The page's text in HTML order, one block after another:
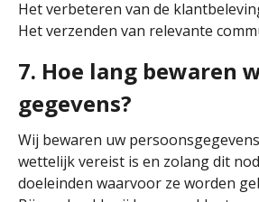
Het verbeteren van de
Het verzenden van relevante
7. Hoe lang bewaren
gegevens?
Wij bewaren uw
wettelijk vereist is en zolang dit
doeleinden waarvoor ze worden